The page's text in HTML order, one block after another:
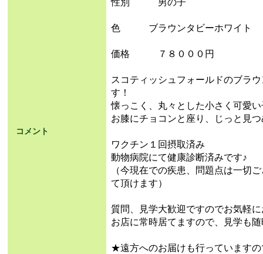
コメント
性別 男の子
色 ブラウンタビーホワイト
価格 ７８０００円
スコティッシュフォールドのブラ
す！
懐っこく、丸々とした小さく可愛
お膝にチョコンと座り、じっと見
ワクチン１回摂取済み
動物病院にて健康診断済みです♪
（今現在での疾患、問題点は一切
て頂けます）
質問、見学大歓迎ですのでお気軽
お店に常時居てますので、見学も
★遠方へのお届けも行っています